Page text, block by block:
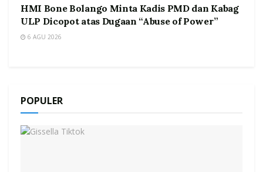
HMI Bone Bolango Minta Kadis PMD dan Kabag
ULP Dicopot atas Dugaan “Abuse of Power”
6 AGU 2026
POPULER